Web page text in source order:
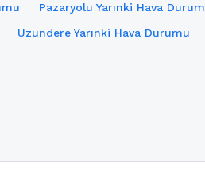
Pazaryolu Yarınki Hava
Uzundere Yarınki Hava Durumu